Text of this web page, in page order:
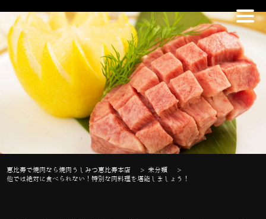
恵比寿で焼肉なら焼肉うしみつ恵比寿本店 >未分類
>
他では絶対に食べられない！特別な肉料理を堪能しましょう！